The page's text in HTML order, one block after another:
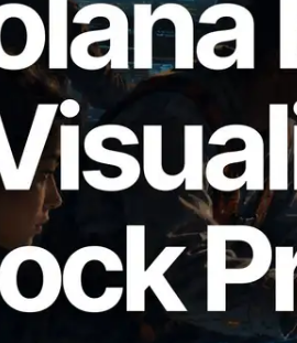
veröffentlicht Solana
Visualisierung der
pro Slot und der